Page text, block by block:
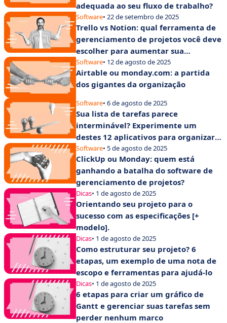
adequada ao seu fluxo de trabalho?
Software• 22 de setembro de 2025
Trello vs Notion: qual ferramenta de
gerenciamento de projetos você deve
escolher para aumentar sua
produtividade?
Software• 12 de agosto de 2025
Airtable ou monday.com: a partida
dos gigantes da organização
Software• 6 de agosto de 2025
Sua lista de tarefas parece
interminável? Experimente um
destes 12 aplicativos para organizar
suas tarefas
Software• 5 de agosto de 2025
ClickUp ou Monday: quem está
ganhando a batalha do software de
gerenciamento de projetos?
Dicas• 1 de agosto de 2025
Orientando seu projeto para o
sucesso com as especificações [+
modelo].
Dicas• 1 de agosto de 2025
Como estruturar seu projeto? 6
etapas, um exemplo de uma nota de
escopo e ferramentas para ajudá-lo
Dicas• 1 de agosto de 2025
6 etapas para criar um gráfico de
Gantt e gerenciar suas tarefas sem
perder nenhum marco